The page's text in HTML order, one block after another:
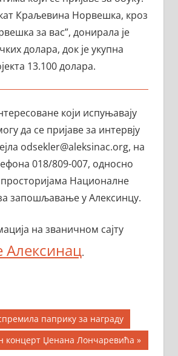
Краљевина Норвешка, кроз
за вас”, донирала је
долара, док је укупна
13.100 долара.
који испуњавају
да се пријаве за интервју
odsekler@aleksinac.org, на
018/809-007, односно
Националне
запошљавање у Алексинцу.
на званичном сајту
.
паприку за награду
концерт Џенана Лончаревића